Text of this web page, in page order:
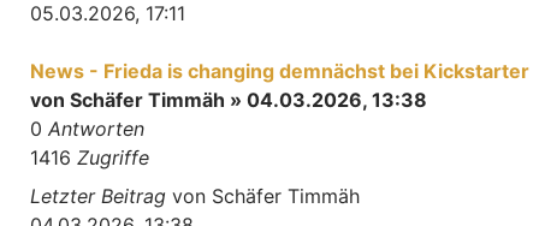
05.03.2026, 17:11
News - Frieda is changing demnächst bei Kickstarter
von Schäfer Timmäh » 04.03.2026, 13:38
0 Antworten
1416 Zugriffe
Letzter Beitrag von Schäfer Timmäh